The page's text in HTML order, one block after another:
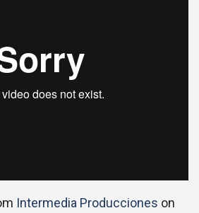
Intermedia Producciones on